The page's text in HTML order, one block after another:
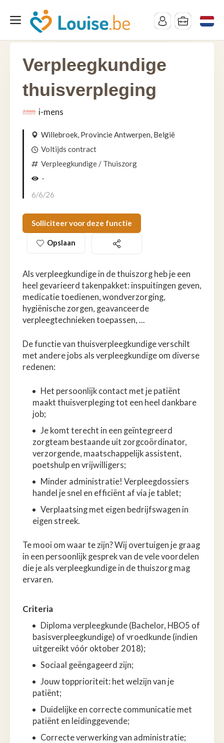
Verpleegkundige
thuisverpleging
i-mens
Willebroek, Provincie Antwerpen, België
Voltijds contract
Verpleegkundige / Thuiszorg
-
6/6/26
Solliciteer voor deze functie
Opslaan
Als verpleegkundige in de thuiszorg heb je een
heel gevarieerd takenpakket: inspuitingen geven,
medicatie toedienen, wondverzorging,
hygiënische zorgen, geavanceerde
verpleegtechnieken toepassen, ...
De functie van thuisverpleegkundige verschilt
met andere jobs als verpleegkundige om diverse
redenen:
Het persoonlijk contact met je patiënt
maakt thuisverpleging tot een heel dankbare
job;
Je komt terecht in een geïntegreerd
zorgteam bestaande uit zorgcoördinator,
verzorgende, maatschappelijk assistent,
poetshulp en vrijwilligers;
Minder administratie! Verpleegdossiers
handel je snel en efficiënt af via je tablet;
Verplaatsing met eigen bedrijfswagen in
eigen streek.
Te mooi om waar te zijn? Wij overtuigen je graag
in een persoonlijk gesprek van de vele voordelen
die je als verpleegkundige in de thuiszorg mag
ervaren.
Criteria
Diploma verpleegkunde (Bachelor, HBO5 of
basisverpleegkundige) of vroedkunde (indien
uitgereikt vóór oktober 2018);
Sociaal geëngageerd zijn;
Jouw topprioriteit: het welzijn van je
patiënt;
Duidelijke en correcte communicatie met
patiënt en leidinggevende;
Correcte verwerking van administratie;